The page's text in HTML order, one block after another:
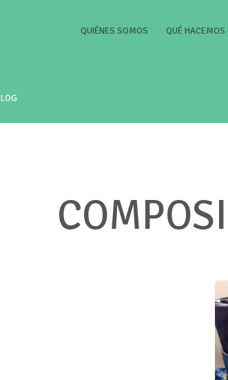
QUIÉNES SOMOS (CURRENT)
QUÉ HACEMOS